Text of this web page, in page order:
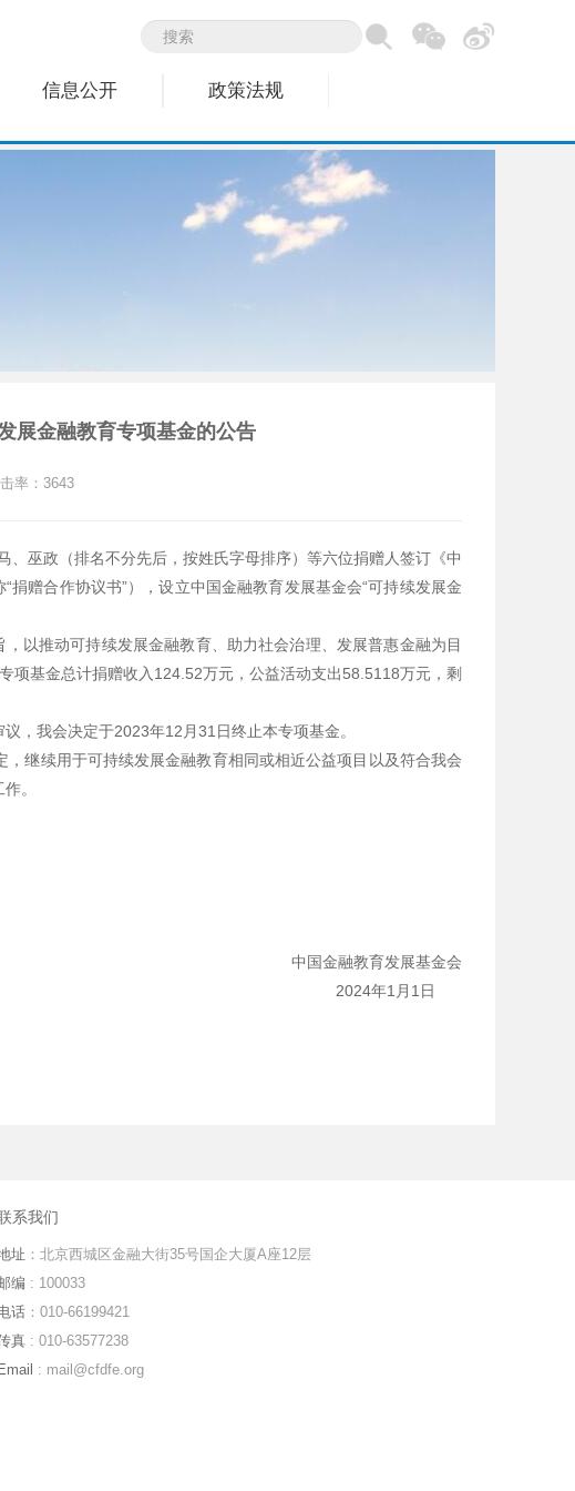
信息公开 政策法规
展金融教育专项基金的公告
率：3643
巫政（排名不分先后，按姓氏字母排序）等六位捐赠人签订《中
赠合作协议书”），设立中国金融教育发展基金会“可持续发展金
以推动可持续发展金融教育、助力社会治理、发展普惠金融为目
基金总计捐赠收入124.52万元，公益活动支出58.5118万元，剩
，我会决定于2023年12月31日终止本专项基金。
继续用于可持续发展金融教育相同或相近公益项目以及符合我会
。
中国金融教育发展基金会
2024年1月1日
系我们
址 ：北京西城区金融大街35号国企大厦A座12层
编 : 100033
话 ：010-66199421
真 : 010-63577238
Email : mail@cfdfe.org